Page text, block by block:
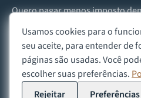
Quero pagar menos imposto
Preciso lidar com imposto de
2026Advocacia Custódio
Política de Privacidade Política de
Usamos cookies para o
seu aceite, para entender de
páginas são usadas. Você
escolher suas preferências.
Rejeitar
Preferências